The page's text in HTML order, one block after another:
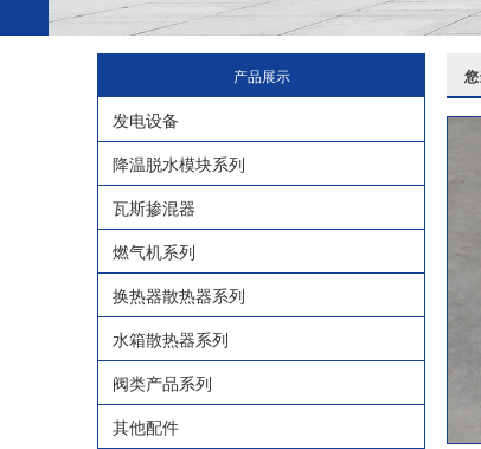
产品展示
发电设备
降温脱水模块系列
瓦斯掺混器
燃气机系列
换热器散热器系列
水箱散热器系列
阀类产品系列
其他配件